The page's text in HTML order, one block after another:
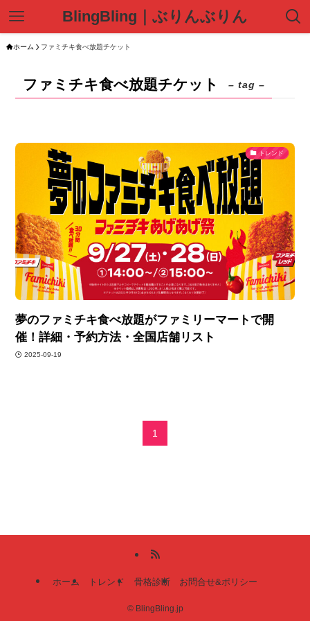
BlingBling｜ぶりんぶりん
ホーム ファミチキ食べ放題チケット
ファミチキ食べ放題チケット – tag –
トレンド
夢のファミチキ食べ放題がファミリーマートで開
催！詳細・予約方法・全国店舗リスト
2025-09-19
1
ホーム トレンド 骨格診断 お問合せ&ポリシー
©BlingBling.jp